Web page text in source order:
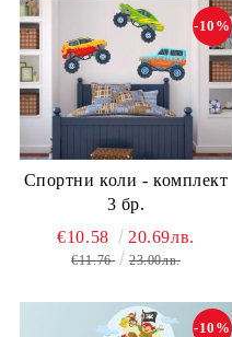
Спортни коли - комплект
3 бр.
-10%
€10.58 20.69лв.
€11.76 23.00лв.
-10%